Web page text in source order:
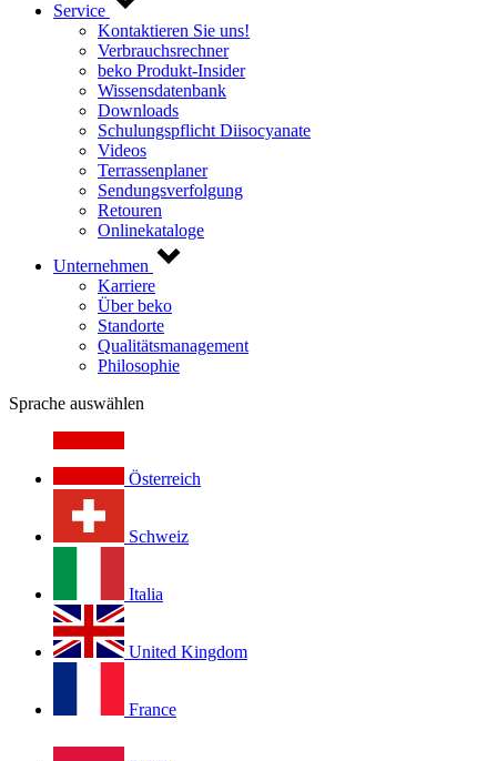
Service
Kontaktieren Sie uns!
Verbrauchsrechner
beko Produkt-Insider
Wissensdatenbank
Downloads
Schulungspflicht Diisocyanate
Videos
Terrassenplaner
Sendungsverfolgung
Retouren
Onlinekataloge
Unternehmen
Karriere
Über beko
Standorte
Qualitätsmanagement
Philosophie
Sprache auswählen
Österreich
Schweiz
Italia
United Kingdom
France